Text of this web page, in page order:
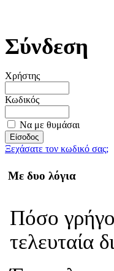
Σύνδεση
Χρήστης
Κωδικός
Να με θυμάσαι
Ξεχάσατε τον κωδικό σας;
Με δυο λόγια
Πόσο
τελευταία